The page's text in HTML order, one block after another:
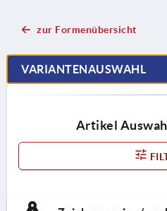
zur Formenübersicht
VARIANTENAUSWAHL
Artikel